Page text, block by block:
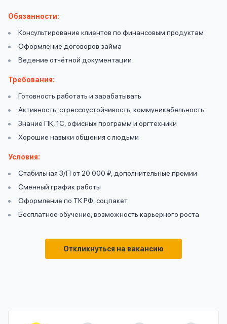
Обязанности:
Консультирование клиентов по финансовым продуктам
Оформление договоров займа
Ведение отчётной документации
Требования:
Готовность работать и зарабатывать
Активность, стрессоустойчивость, коммуникабельность
Знание ПК, 1С, офисных программ и оргтехники
Хорошие навыки общения с людьми
Условия:
Стабильная З/П от 20 000 ₽, дополнительные премии
Сменный график работы
Оформление по ТК РФ, соцпакет
Бесплатное обучение, возможность карьерного роста
Откликнуться на вакансию
Оформить заявку
Войти под другим номером
Задать
вопрос
Ответы
на
вопросы
Ок
Ок
политикой
даю
согласие